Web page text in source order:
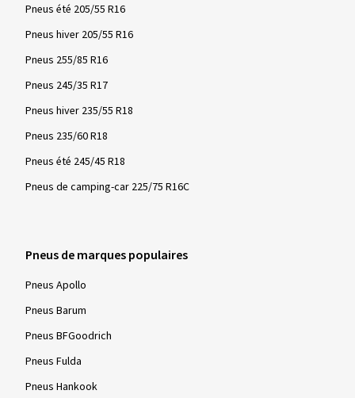
Pneus été 205/55 R16
Pneus hiver 205/55 R16
Pneus 255/85 R16
Pneus 245/35 R17
Pneus hiver 235/55 R18
Pneus 235/60 R18
Pneus été 245/45 R18
Pneus de camping-car 225/75 R16C
Pneus de marques populaires
Pneus Apollo
Pneus Barum
Pneus BFGoodrich
Pneus Fulda
Pneus Hankook